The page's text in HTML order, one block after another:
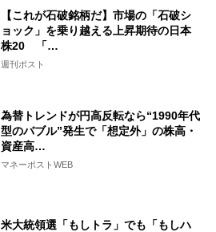
【これが石破銘柄だ】市場の「石破シ
ョック」を乗り越える上昇期待の日本
株20 「…
週刊ポスト
為替トレンドが円高反転なら“1990年代
型のバブル”発生で「想定外」の株高・
資産高…
マネーポストWEB
米大統領選「もしトラ」でも「もしハ